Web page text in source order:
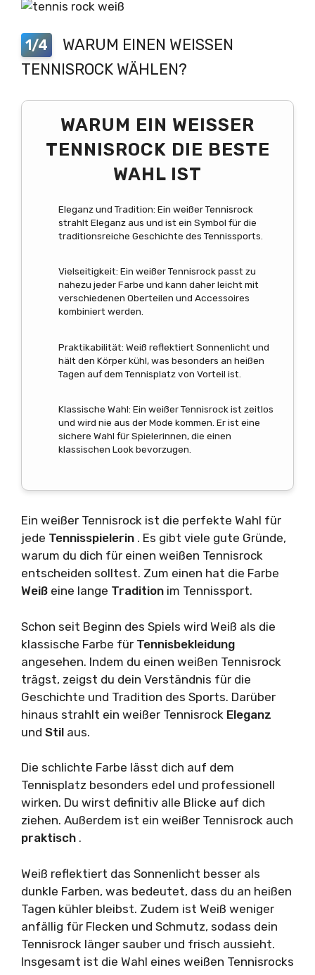
1/4
WARUM EINEN WEISSEN T
ENNISROCK WÄHLEN?
WARUM EIN WEISSER T
ENNISROCK DIE BESTE W
AHL IST
Eleganz und Tradition: Ein weißer Tennisrock
strahlt Eleganz aus und ist ein Symbol für die
traditionsreiche Geschichte des Tennissports.
Vielseitigkeit: Ein weißer Tennisrock passt zu
nahezu jeder Farbe und kann daher leicht mit
verschiedenen Oberteilen und Accessoires
kombiniert werden.
Praktikabilität: Weiß reflektiert Sonnenlicht und
hält den Körper kühl, was besonders an heißen
Tagen auf dem Tennisplatz von Vorteil ist.
Klassische Wahl: Ein weißer Tennisrock ist zeitlos
und wird nie aus der Mode kommen. Er ist eine
sichere Wahl für Spielerinnen, die einen
klassischen Look bevorzugen.
Ein weißer Tennisrock ist die perfekte Wahl für
jede Tennisspielerin . Es gibt viele gute Gründe,
warum du dich für einen weißen Tennisrock
entscheiden solltest. Zum einen hat die Farbe
Weiß eine lange Tradition im Tennissport.
Schon seit Beginn des Spiels wird Weiß als die
klassische Farbe für Tennisbekleidung
angesehen. Indem du einen weißen Tennisrock
trägst, zeigst du dein Verständnis für die
Geschichte und Tradition des Sports. Darüber
hinaus strahlt ein weißer Tennisrock Eleganz
und Stil aus.
Die schlichte Farbe lässt dich auf dem
Tennisplatz besonders edel und professionell
wirken. Du wirst definitiv alle Blicke auf dich
ziehen. Außerdem ist ein weißer Tennisrock auch
praktisch .
Weiß reflektiert das Sonnenlicht besser als
dunkle Farben, was bedeutet, dass du an heißen
Tagen kühler bleibst. Zudem ist Weiß weniger
anfällig für Flecken und Schmutz, sodass dein
Tennisrock länger sauber und frisch aussieht.
Insgesamt ist die Wahl eines weißen Tennisrocks